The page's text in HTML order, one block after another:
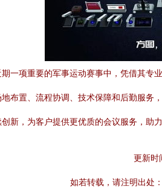
一项重要的军事运动赛事中，凭借其专
布置、流程协调、技术保障和后勤服
新，为客户提供更优质的会议服务，助
更新时
如若转载，请注明出处